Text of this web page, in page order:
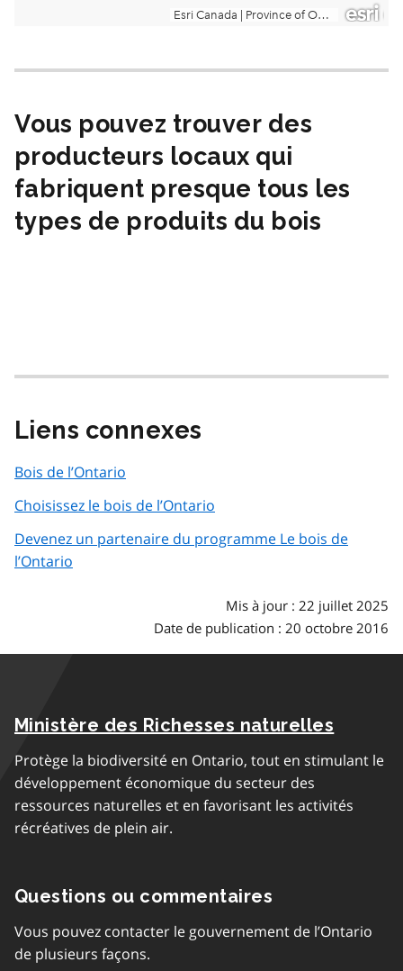
Vous pouvez trouver des
producteurs locaux qui
fabriquent presque tous les
types de produits du bois
Liens connexes
Bois de l’Ontario
Choisissez le bois de l’Ontario
Devenez un partenaire du programme Le bois de
l’Ontario
Mis à jour : 22 juillet 2025
Date de publication : 20 octobre 2016
Ministère des Richesses naturelles
Protège la biodiversité en Ontario, tout en stimulant le
développement économique du secteur des
ressources naturelles et en favorisant les activités
récréatives de plein air.
Questions ou commentaires
Vous pouvez contacter le gouvernement de l’Ontario
de plusieurs façons.